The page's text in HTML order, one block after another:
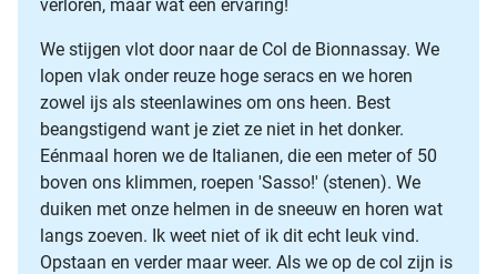
verloren, maar wat een ervaring!
We stijgen vlot door naar de Col de Bionnassay. We
lopen vlak onder reuze hoge seracs en we horen
zowel ijs als steenlawines om ons heen. Best
beangstigend want je ziet ze niet in het donker.
Eénmaal horen we de Italianen, die een meter of 50
boven ons klimmen, roepen 'Sasso!' (stenen). We
duiken met onze helmen in de sneeuw en horen wat
langs zoeven. Ik weet niet of ik dit echt leuk vind.
Opstaan en verder maar weer. Als we op de col zijn is